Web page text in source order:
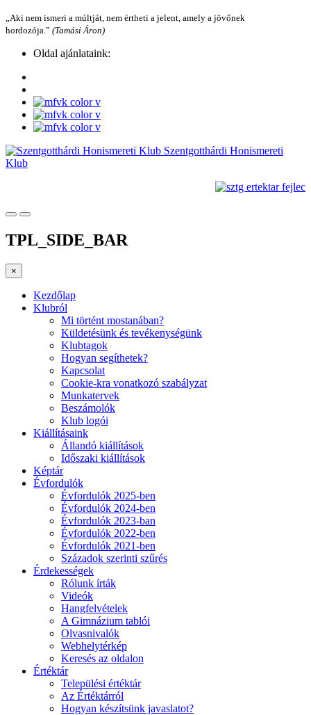
„Aki nem ismeri a múltját, nem értheti a jelent, amely a jövőnek
hordozója.” (Tamási Áron)
Oldal ajánlataink:
Szentgotthárdi Honismereti
Klub
TPL_SIDE_BAR
×
Kezdőlap
Klubról
Mi történt mostanában?
Küldetésünk és tevékenységünk
Klubtagok
Hogyan segíthetek?
Kapcsolat
Cookie-kra vonatkozó szabályzat
Munkatervek
Beszámolók
Klub logói
Kiállításaink
Állandó kiállítások
Időszaki kiállítások
Képtár
Évfordulók
Évfordulók 2025-ben
Évfordulók 2024-ben
Évfordulók 2023-ban
Évfordulók 2022-ben
Évfordulók 2021-ben
Századok szerinti szűrés
Érdekességek
Rólunk írták
Videók
Hangfelvételek
A Gimnázium tablói
Olvasnivalók
Webhelytérkép
Keresés az oldalon
Értéktár
Települési értéktár
Az Értéktárról
Hogyan készítsünk javaslatot?